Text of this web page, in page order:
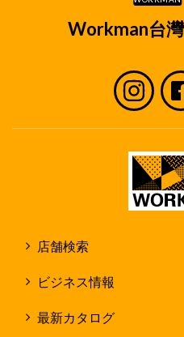
取り扱い方法
個人情報は、原則と
みお取り扱いいたし
に、個人情報を当該
個人情報を第三者に
も、弊社の個人情報
発生した個人情報につい
募者ご自身の情報につい
Workman台
店舗検索
ビジネス情報
最新カタログ